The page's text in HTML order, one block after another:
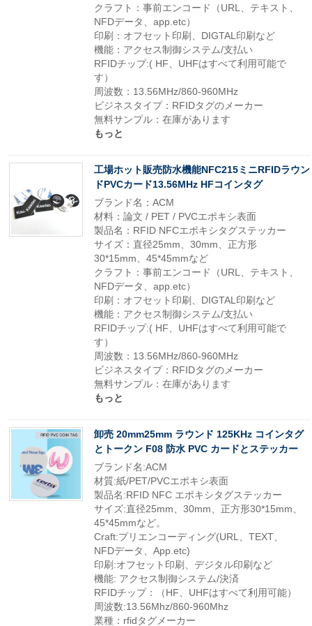
クラフト：事前エンコード（URL、テキスト、
NFDデータ、app.etc）
印刷：オフセット印刷、DIGTAL印刷など
機能：アクセス制御システム/支払い
RFIDチップ:( HF、UHFはすべて利用可能で
す）
周波数：13.56MHz/860-960MHz
ビジネスタイプ：RFIDタグのメーカー
無料サンプル：在庫があります
もっと
工場ホット販売防水機能NFC215ミニRFIDラウン
ドPVCカード13.56MHz HFコインタグ
ブランド名：ACM
材料：論文 / PET / PVCエポキシ表面
製品名：RFID NFCエポキシタグステッカー
サイズ：直径25mm、30mm、正方形
30*15mm、45*45mmなど
クラフト：事前エンコード（URL、テキスト、
NFDデータ、app.etc）
印刷：オフセット印刷、DIGTAL印刷など
機能：アクセス制御システム/支払い
RFIDチップ:( HF、UHFはすべて利用可能で
す）
周波数：13.56MHz/860-960MHz
ビジネスタイプ：RFIDタグのメーカー
無料サンプル：在庫があります
もっと
卸売 20mm25mm ラウンド 125KHz コインタグ
とトークン F08 防水 PVC カードとステッカー
ブランド名:ACM
材質:紙/PET/PVCエポキシ表面
製品名:RFID NFC エポキシタグステッカー
サイズ:直径25mm、30mm、正方形30*15mm、
45*45mmなど。
Craft:プリエンコーディング(URL、TEXT、
NFDデータ、App.etc)
印刷:オフセット印刷、デジタル印刷など
機能: アクセス制御システム/決済
RFIDチップ：（HF、UHFはすべて利用可能）
周波数:13.56Mhz/860-960Mhz
業種：rfidタグメーカー